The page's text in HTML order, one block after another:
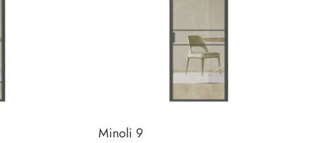
Minoli 9